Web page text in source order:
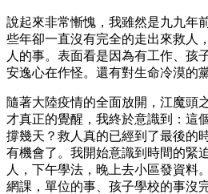
說起來非常慚愧，我雖然是九九年
些年卻一直沒有完全的走出來救人
人的事。表面看是因為有工作、孩
安逸心在作怪。還有對生命冷漠的
隨著大陸疫情的全面放開，江魔頭
才真正的覺醒，我終於意識到：這
撐幾天？救人真的已經到了最後的
有機會了。我開始意識到時間的緊
人，下午學法，晚上去小區發資料
網課，單位的事、孩子學校的事沒